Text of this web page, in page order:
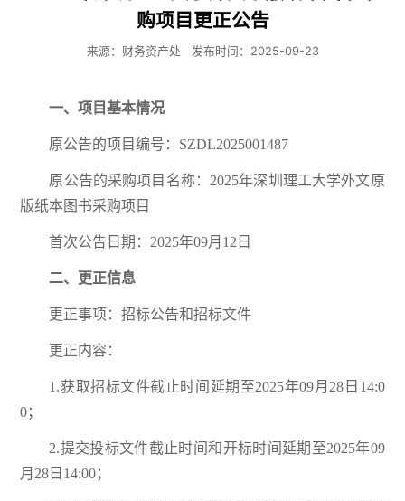
购项目更正公告
来源：财务资产处 发布时间：2025-09-23
一、项目基本情况
原公告的项目编号：SZDL2025001487
原公告的采购项目名称：2025年深圳理工大学外文原
版纸本图书采购项目
首次公告日期：2025年09月12日
二、更正信息
更正事项：招标公告和招标文件
更正内容：
1.获取招标文件截止时间延期至2025年09月28日14:0
0；
2.提交投标文件截止时间和开标时间延期至2025年09
月28日14:00；